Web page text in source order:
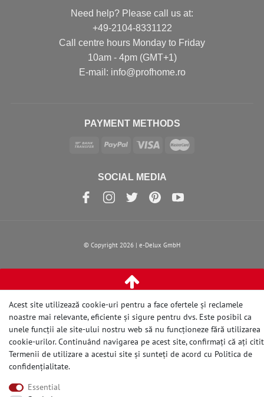
Need help? Please call us at:
+49-2104-8331122
Call centre hours Monday to Friday
10am - 4pm (GMT+1)
Е-mail: info@profhome.ro
PAYMENT METHODS
SOCIAL MEDIA
© Copyright 2026 | e-Delux GmbH
Acest site utilizează cookie-uri pentru a face ofertele și reclamele
noastre mai relevante, eficiente și sigure pentru dvs. Este posibil ca
unele funcții ale site-ului nostru web să nu funcționeze fără utilizarea
cookie-urilor. Continuând navigarea pe acest site, confirmați că ați citit
Termenii de utilizare a acestui site și sunteți de acord cu Politica de
confidențialitate.
Essential